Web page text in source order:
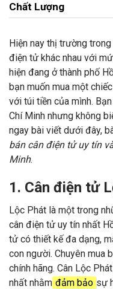
Chất Lượng
Hiện nay thị trường
điện tử khác nhau với
hiện đang ở thành phố
bạn muốn mua một
với túi tiền của mình.
Chí Minh nhưng không
ngay bài viết dưới đây,
bán cân điện tử uy tín
Minh.
1. Cân điện tử
Lộc Phát là một trong
cân điện tử uy tín nhất
tử có thiết kế đa dạng,
con người. Chuyên mua
chính hãng. Cân Lộc
nhất nhằm đảm bảo sự